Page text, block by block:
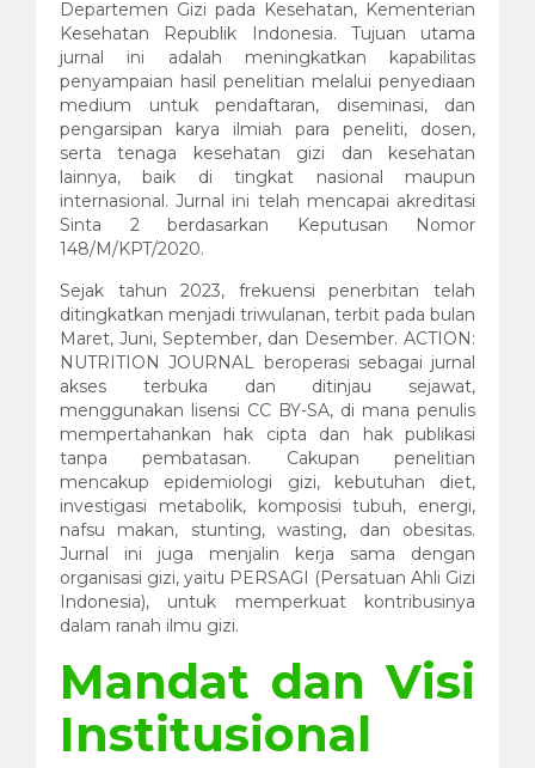
Departemen Gizi pada Kesehatan, Kementerian
Kesehatan Republik Indonesia. Tujuan utama
jurnal ini adalah meningkatkan kapabilitas
penyampaian hasil penelitian melalui penyediaan
medium untuk pendaftaran, diseminasi, dan
pengarsipan karya ilmiah para peneliti, dosen,
serta tenaga kesehatan gizi dan kesehatan
lainnya, baik di tingkat nasional maupun
internasional. Jurnal ini telah mencapai akreditasi
Sinta 2 berdasarkan Keputusan Nomor
148/M/KPT/2020.
Sejak tahun 2023, frekuensi penerbitan telah
ditingkatkan menjadi triwulanan, terbit pada bulan
Maret, Juni, September, dan Desember. ACTION:
NUTRITION JOURNAL beroperasi sebagai jurnal
akses terbuka dan ditinjau sejawat,
menggunakan lisensi CC BY-SA, di mana penulis
mempertahankan hak cipta dan hak publikasi
tanpa pembatasan. Cakupan penelitian
mencakup epidemiologi gizi, kebutuhan diet,
investigasi metabolik, komposisi tubuh, energi,
nafsu makan, stunting, wasting, dan obesitas.
Jurnal ini juga menjalin kerja sama dengan
organisasi gizi, yaitu PERSAGI (Persatuan Ahli Gizi
Indonesia), untuk memperkuat kontribusinya
dalam ranah ilmu gizi.
Mandat dan Visi
Institusional